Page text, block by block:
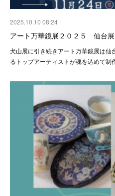
2025.10.10 08:24
アート万華鏡展２０２５ 仙台
犬山展に引き続きアート万華鏡展は
るトップアーティストが魂を込めて